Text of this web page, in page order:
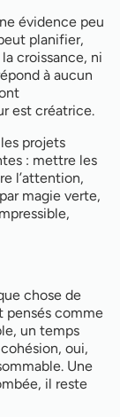
évidence peu
planifier,
croissance, ni
à aucun
est créatrice.
projets
: mettre les
l’attention,
magie verte,
chose de
pensés comme
un temps
oui,
Une
il reste